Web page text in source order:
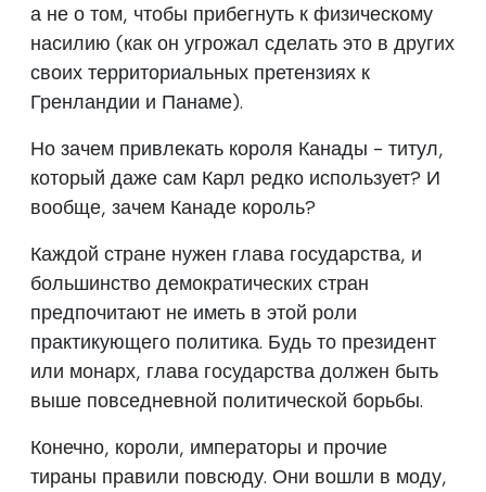
а не о том, чтобы прибегнуть к физическому
насилию (как он угрожал сделать это в других
своих территориальных претензиях к
Гренландии и Панаме).
Но зачем привлекать короля Канады - титул,
который даже сам Карл редко использует? И
вообще, зачем Канаде король?
Каждой стране нужен глава государства, и
большинство демократических стран
предпочитают не иметь в этой роли
практикующего политика. Будь то президент
или монарх, глава государства должен быть
выше повседневной политической борьбы.
Конечно, короли, императоры и прочие
тираны правили повсюду. Они вошли в моду,